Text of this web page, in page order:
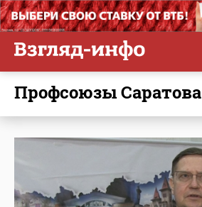
профсоюзы Саратова